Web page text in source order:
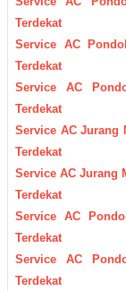
Terdekat
Service AC
Terdekat
Service AC
Terdekat
Service AC Jurang
Terdekat
Service AC Jurang
Terdekat
Service AC
Terdekat
Service AC
Terdekat